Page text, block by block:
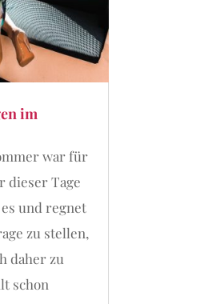
im
war für
dieser Tage
und regnet
zu stellen,
daher zu
schon